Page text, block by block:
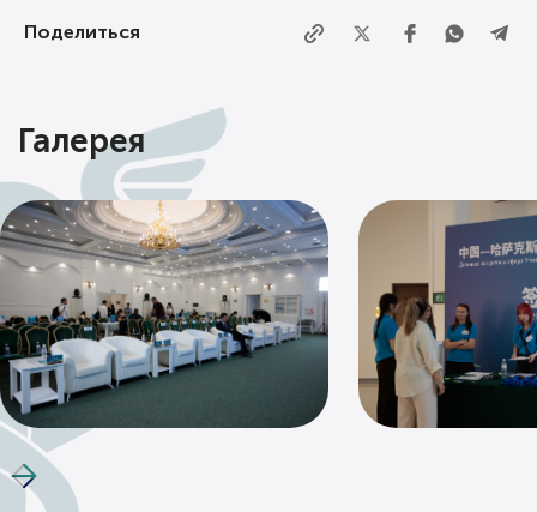
Поделиться
Галерея